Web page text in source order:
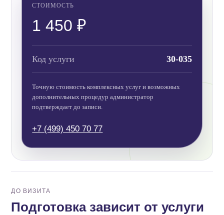
СТОИМОСТЬ
1 450 ₽
Код услуги 30-035
Точную стоимость комплексных услуг и возможных
дополнительных процедур администратор
подтверждает до записи.
+7 (499) 450 70 77
ДО ВИЗИТА
Подготовка зависит от услуги